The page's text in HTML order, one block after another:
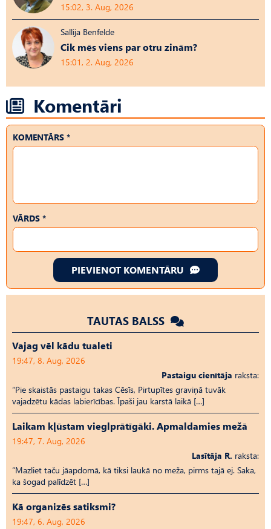
15:02, 3. Aug, 2026
Sallija Benfelde
Cik mēs viens par otru zinām?
15:01, 2. Aug, 2026
Komentāri
KOMENTĀRS *
VĀRDS *
PIEVIENOT KOMENTĀRU
TAUTAS BALSS
Vajag vēl kādu tualeti
19:47, 8. Aug, 2026
Pastaigu cienītāja raksta:
“Pie skaistās pastaigu takas Cēsīs, Pirtupītes graviņā tuvāk
vajadzētu kādas labierīcības. Īpaši jau karstā laikā […]
Laikam kļūstam vieglprātīgāki. Apmaldamies mežā
19:47, 7. Aug, 2026
Lasītāja R. raksta:
“Mazliet taču jāapdomā, kā tiksi laukā no meža, pirms tajā ej. Saka,
ka šogad palīdzēt […]
Kā organizēs satiksmi?
19:47, 6. Aug, 2026